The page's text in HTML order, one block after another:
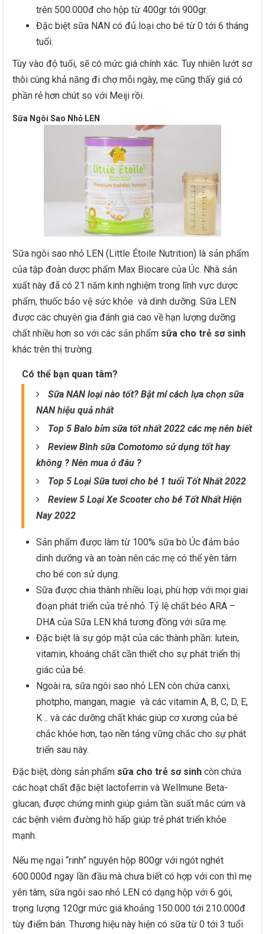
trên 500.000đ cho hộp từ 400gr tới 900gr.
Đặc biệt sữa NAN có đủ loại cho bé từ 0 tới 6 tháng
tuổi.
Tùy vào độ tuổi, sẽ có mức giá chính xác. Tuy nhiên lướt sơ
thôi cùng khả năng đi chợ mỗi ngày, mẹ cũng thấy giá có
phần rẻ hơn chút so với Meiji rồi.
Sữa Ngôi Sao Nhỏ LEN
Sữa ngôi sao nhỏ LEN (Little Étoile Nutrition) là sản phẩm
của tập đoàn dược phẩm Max Biocare của Úc. Nhà sản
xuất này đã có 21 năm kinh nghiệm trong lĩnh vực dược
phẩm, thuốc bảo vệ sức khỏe và dinh dưỡng. Sữa LEN
được các chuyên gia đánh giá cao về hạn lượng dưỡng
chất nhiều hơn so với các sản phẩm sữa cho trẻ sơ sinh
khác trên thị trường.
Có thể bạn quan tâm?
Sữa NAN loại nào tốt? Bật mí cách lựa chọn sữa
NAN hiệu quả nhất
Top 5 Balo bỉm sữa tốt nhất 2022 các mẹ nên biết
Review Bình sữa Comotomo sử dụng tốt hay
không ? Nên mua ở đâu ?
Top 5 Loại Sữa tươi cho bé 1 tuổi Tốt Nhất 2022
Review 5 Loại Xe Scooter cho bé Tốt Nhất Hiện
Nay 2022
Sản phẩm được làm từ 100% sữa bò Úc đảm bảo
dinh dưỡng và an toàn nên các mẹ có thể yên tâm
cho bé con sử dụng.
Sữa được chia thành nhiều loại, phù hợp với mọi giai
đoạn phát triển của trẻ nhỏ. Tỷ lệ chất béo ARA –
DHA của Sữa LEN khá tương đồng với sữa mẹ.
Đặc biệt là sự góp mặt của các thành phần: lutein,
vitamin, khoáng chất cần thiết cho sự phát triển thị
giác của bé.
Ngoài ra, sữa ngôi sao nhỏ LEN còn chứa canxi,
photpho, mangan, magie và các vitamin A, B, C, D, E,
K .. và các dưỡng chất khác giúp cơ xương của bé
chắc khỏe hơn, tạo nền tảng vững chắc cho sự phát
triển sau này.
Đặc biệt, dòng sản phẩm sữa cho trẻ sơ sinh còn chứa
các hoạt chất đặc biệt lactoferrin và Wellmune Beta-
glucan, được chứng minh giúp giảm tần suất mắc cúm và
các bệnh viêm đường hô hấp giúp trẻ phát triển khỏe
mạnh.
Nếu mẹ ngại “rinh” nguyên hộp 800gr với ngót nghét
600.000đ ngay lần đầu mà chưa biết có hợp với con thì mẹ
yên tâm, sữa ngôi sao nhỏ LEN có dạng hộp với 6 gói,
trọng lượng 120gr mức giá khoảng 150.000 tới 210.000đ
tùy điểm bán. Thương hiệu này hiện có sữa từ 0 tới 3 tuổi